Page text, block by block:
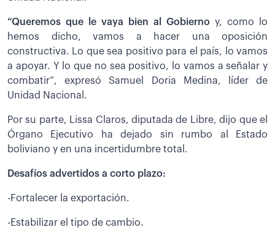
“Queremos que le vaya bien al Gobierno y, como lo
hemos dicho, vamos a hacer una oposición
constructiva. Lo que sea positivo para el país, lo vamos
a apoyar. Y lo que no sea positivo, lo vamos a señalar y
combatir”, expresó Samuel Doria Medina, líder de
Unidad Nacional.
Por su parte, Lissa Claros, diputada de Libre, dijo que el
Órgano Ejecutivo ha dejado sin rumbo al Estado
boliviano y en una incertidumbre total.
Desafíos advertidos a corto plazo:
-Fortalecer la exportación.
-Estabilizar el tipo de cambio.